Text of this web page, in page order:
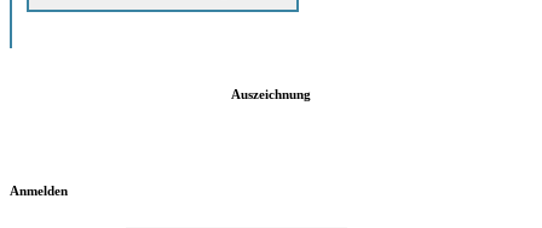
Auszeichnung
Anmelden